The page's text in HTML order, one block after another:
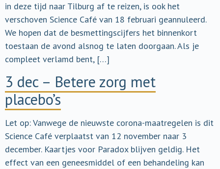
in deze tijd naar Tilburg af te reizen, is ook het
verschoven Science Café van 18 februari geannuleerd.
We hopen dat de besmettingscijfers het binnenkort
toestaan de avond alsnog te laten doorgaan. Als je
compleet verlamd bent, […]
3 dec – Betere zorg met
placebo’s
Let op: Vanwege de nieuwste corona-maatregelen is dit
Science Café verplaatst van 12 november naar 3
december. Kaartjes voor Paradox blijven geldig. Het
effect van een geneesmiddel of een behandeling kan